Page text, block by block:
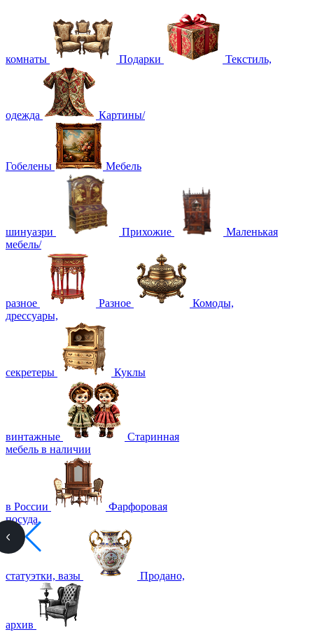
комнаты Подарки Текстиль,
одежда Картины/
Гобелены Мебель
шинуазри Прихожие
Маленькая
мебель/
разное Разное
Комоды,
дрессуары,
секретеры Куклы
винтажные
Старинная
мебель в наличии
в России
Фарфоровая
посуда,
статуэтки, вазы Продано,
архив